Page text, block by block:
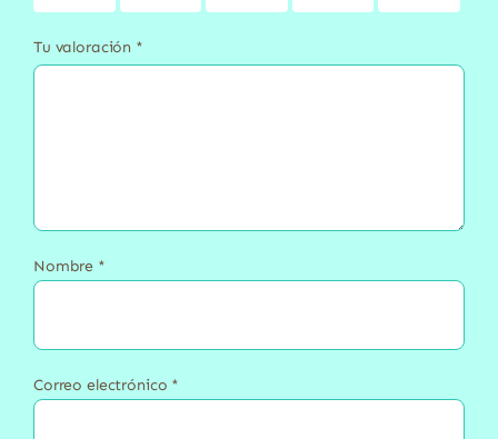
Tu valoración *
Nombre *
Correo electrónico *